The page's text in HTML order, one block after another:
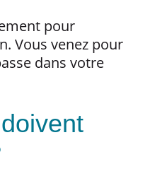
pour
Vous venez pour
dans votre